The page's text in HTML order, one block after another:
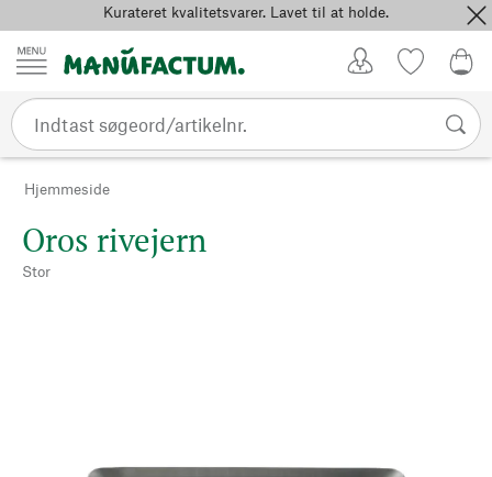
Spring til indholdKurateret kvalitetsvarer. Lavet til at holde.
Hjemmeside
Oros rivejern
Stor